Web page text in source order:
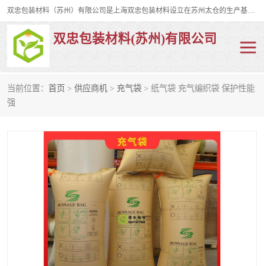
双忠包装材料（苏州）有限公司是上海双忠包装材料设立在苏州太仓的生产基地，占地约2万平米，产品主要有打孔缠绕膜，拉伸蜂窝纸，集装箱充气袋，滑托板，打包带，裹包网兜，防滑纸等箱体和托盘的运输和保护性包材。固永包材®，GooYon Pack®，是我们保护性包装材料的专属品牌。
双忠包装材料(苏州)有限公司
当前位置： 首页 > 供应商机 > 充气袋 > 纸气袋 充气编织袋 保护性能
强
裹包网兜 纤维打包带
充气袋
缠绕膜
托盘裹包网兜
托盘捆绑带